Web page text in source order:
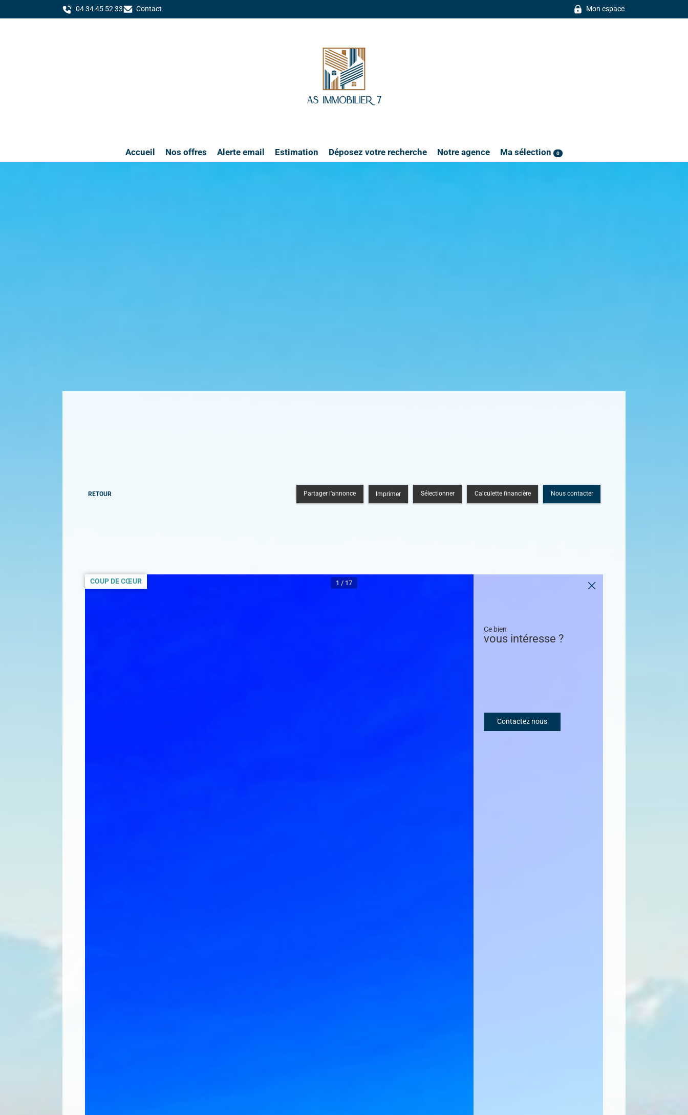
04 34 45 52 33 Contact Mon espace
Accueil Nos offres Alerte email Estimation Déposez votre recherche Notre agence Ma sélection 0
RETOUR Partager l'annonce Imprimer Sélectionner Calculette financière Nous contacter
Ce bien
vous intéresse ?
Contactez nous
1 / 17
COUP DE CŒUR